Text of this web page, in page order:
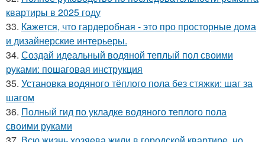
квартиры в 2025 году
33. Кажется, что гардеробная - это про просторные дома
и дизайнерские интерьеры.
34. Создай идеальный водяной теплый пол своими
руками: пошаговая инструкция
35. Установка водяного тёплого пола без стяжки: шаг за
шагом
36. Полный гид по укладке водяного теплого пола
своими руками